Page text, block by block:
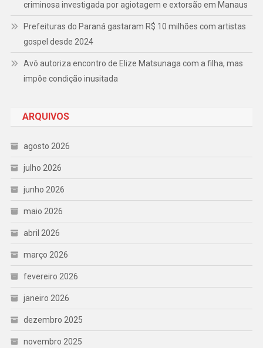
criminosa investigada por agiotagem e extorsão em Manaus
Prefeituras do Paraná gastaram R$ 10 milhões com artistas
gospel desde 2024
Avô autoriza encontro de Elize Matsunaga com a filha, mas
impõe condição inusitada
ARQUIVOS
agosto 2026
julho 2026
junho 2026
maio 2026
abril 2026
março 2026
fevereiro 2026
janeiro 2026
dezembro 2025
novembro 2025